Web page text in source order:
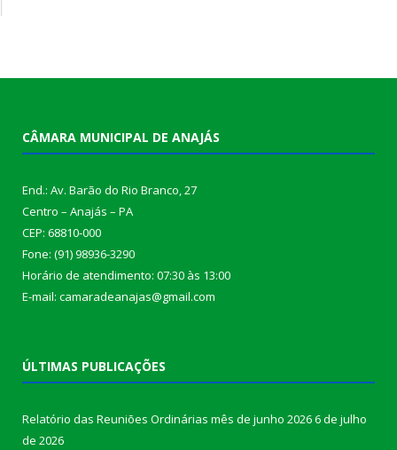
CÂMARA MUNICIPAL DE ANAJÁS
End.: Av. Barão do Rio Branco, 27
Centro – Anajás – PA
CEP: 68810-000
Fone: (91) 98936-3290
Horário de atendimento: 07:30 às 13:00
E-mail: camaradeanajas@gmail.com
ÚLTIMAS PUBLICAÇÕES
Relatório das Reuniões Ordinárias mês de junho 20266 de julho
de 2026